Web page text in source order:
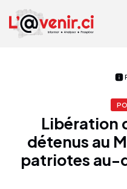
Libération
détenus au
patriotes au-